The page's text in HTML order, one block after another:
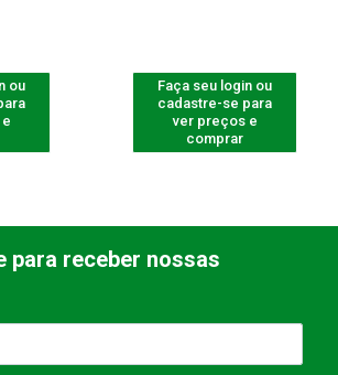
ou
Faça seu login ou
cadastre-se para
ver preços e
comprar
para receber nossas